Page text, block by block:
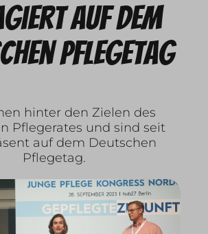
auf dem
Pflegetag
hinter den Zielen des
Pflegerates und sind seit
auf dem Deutschen
Pflegetag.